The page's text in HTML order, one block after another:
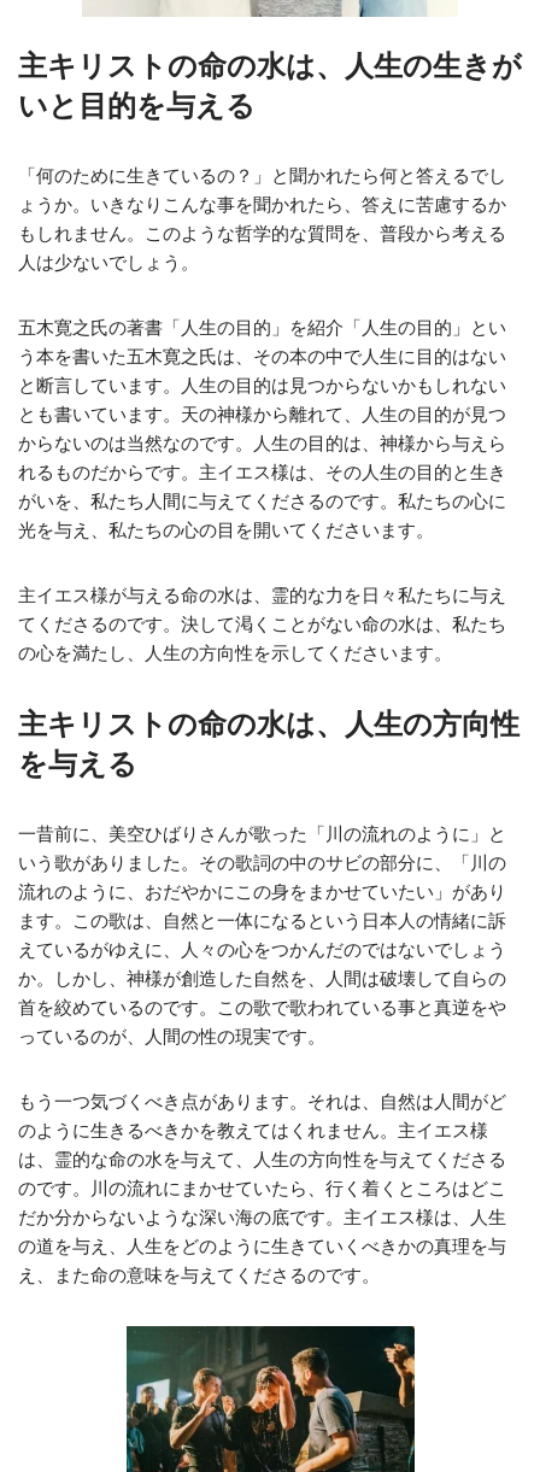
主キリストの命の水は、人生の生きが
いと目的を与える
「何のために生きているの？」と聞かれたら何と答えるでし
ょうか。いきなりこんな事を聞かれたら、答えに苦慮するか
もしれません。このような哲学的な質問を、普段から考える
人は少ないでしょう。
五木寛之氏の著書「人生の目的」を紹介「人生の目的」とい
う本を書いた五木寛之氏は、その本の中で人生に目的はない
と断言しています。人生の目的は見つからないかもしれない
とも書いています。天の神様から離れて、人生の目的が見つ
からないのは当然なのです。人生の目的は、神様から与えら
れるものだからです。主イエス様は、その人生の目的と生き
がいを、私たち人間に与えてくださるのです。私たちの心に
光を与え、私たちの心の目を開いてくださいます。
主イエス様が与える命の水は、霊的な力を日々私たちに与え
てくださるのです。決して渇くことがない命の水は、私たち
の心を満たし、人生の方向性を示してくださいます。
主キリストの命の水は、人生の方向性
を与える
一昔前に、美空ひばりさんが歌った「川の流れのように」と
いう歌がありました。その歌詞の中のサビの部分に、「川の
流れのように、おだやかにこの身をまかせていたい」があり
ます。この歌は、自然と一体になるという日本人の情緒に訴
えているがゆえに、人々の心をつかんだのではないでしょう
か。しかし、神様が創造した自然を、人間は破壊して自らの
首を絞めているのです。この歌で歌われている事と真逆をや
っているのが、人間の性の現実です。
もう一つ気づくべき点があります。それは、自然は人間がど
のように生きるべきかを教えてはくれません。主イエス様
は、霊的な命の水を与えて、人生の方向性を与えてくださる
のです。川の流れにまかせていたら、行く着くところはどこ
だか分からないような深い海の底です。主イエス様は、人生
の道を与え、人生をどのように生きていくべきかの真理を与
え、また命の意味を与えてくださるのです。